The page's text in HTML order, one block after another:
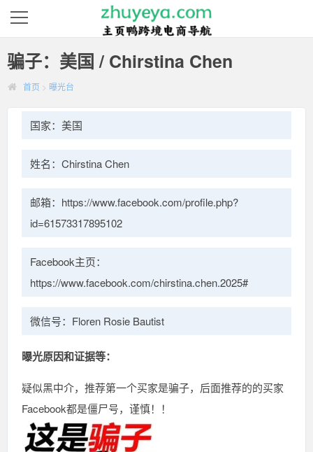
骗子：美国 / Chirstina Chen
首页 > 曝光台
国家：美国
姓名：Chirstina Chen
邮箱：https://www.facebook.com/profile.php?
id=61573317895102
Facebook主页：
https://www.facebook.com/chirstina.chen.2025#
微信号：Floren Rosie Bautist
曝光原因和证据等：
疑似黑中介，推荐第一个买家是骗子，后面推荐的的买家
Facebook都是僵尸号，谨慎！！